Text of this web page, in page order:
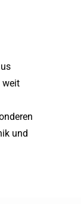
weit
und